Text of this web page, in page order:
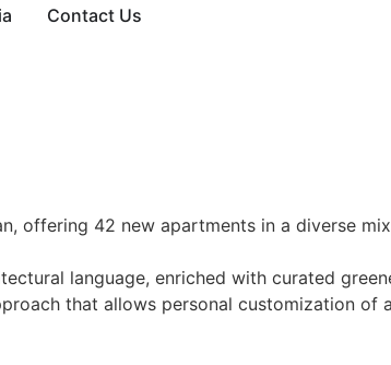
Contact Us
offering 42 new apartments in a diverse
language, enriched with curated
that allows personal customization